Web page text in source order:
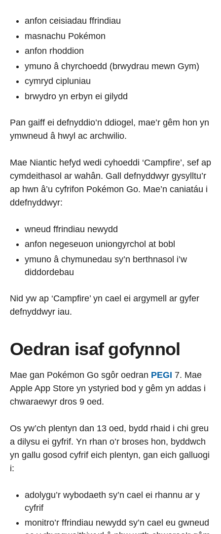
anfon ceisiadau ffrindiau
masnachu Pokémon
anfon rhoddion
ymuno â chyrchoedd (brwydrau mewn Gym)
cymryd cipluniau
brwydro yn erbyn ei gilydd
Pan gaiff ei defnyddio’n ddiogel, mae’r gêm hon yn
ymwneud â hwyl ac archwilio.
Mae Niantic hefyd wedi cyhoeddi ‘Campfire’, sef ap
cymdeithasol ar wahân. Gall defnyddwyr gysylltu’r
ap hwn â’u cyfrifon Pokémon Go. Mae’n caniatáu i
ddefnyddwyr:
wneud ffrindiau newydd
anfon negeseuon uniongyrchol at bobl
ymuno â chymunedau sy’n berthnasol i’w
diddordebau
Nid yw ap ‘Campfire’ yn cael ei argymell ar gyfer
defnyddwyr iau.
Oedran isaf gofynnol
Mae gan Pokémon Go sgôr oedran PEGI 7. Mae
Apple App Store yn ystyried bod y gêm yn addas i
chwaraewyr dros 9 oed.
Os yw’ch plentyn dan 13 oed, bydd rhaid i chi greu
a dilysu ei gyfrif. Yn rhan o’r broses hon, byddwch
yn gallu gosod cyfrif eich plentyn, gan eich galluogi
i:
adolygu’r wybodaeth sy’n cael ei rhannu ar y
cyfrif
monitro’r ffrindiau newydd sy’n cael eu gwneud